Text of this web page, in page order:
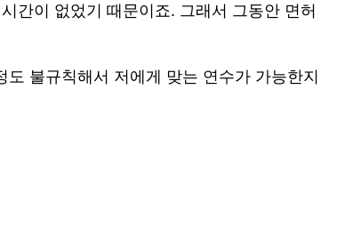
간이 없었기 때문이죠. 그래서 그동안 면허
불규칙해서 저에게 맞는 연수가 가능한지